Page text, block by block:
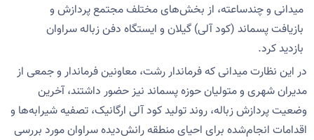
میدانی و چندساعته، از بخش‌های مختلف مجتمع پردازش و
بازیافت پسماند (کود آلی) گیلان و ایستگاه دفن زباله سراوان
بازدید کرد.
در این نظارت میدانی که فرماندار رشت، معاونین فرماندار و جمعی از
مدیران شهری و متولیان حوزه پسماند نیز حضور داشتند، آخرین
وضعیت پردازش زباله، روند تولید کود آلی ارگانیک، تصفیه شیرابه‌ها و
اقدامات انجام‌شده برای احیای منطقه رانش‌دیده سراوان مورد بررسی